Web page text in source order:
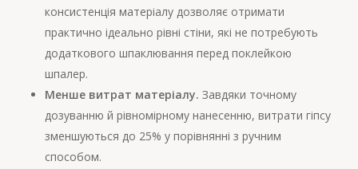
консистенція матеріалу дозволяє отримати
практично ідеально рівні стіни, які не потребують
додаткового шпаклювання перед поклейкою
шпалер.
Менше витрат матеріалу. Завдяки точному
дозуванню й рівномірному нанесенню, витрати гіпсу
зменшуються до 25% у порівнянні з ручним
способом.